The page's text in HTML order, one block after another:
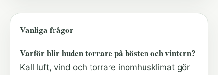
Vanliga frågor
Varför blir huden torrare på hösten och vintern?
Kall luft, vind och torrare inomhusklimat gör